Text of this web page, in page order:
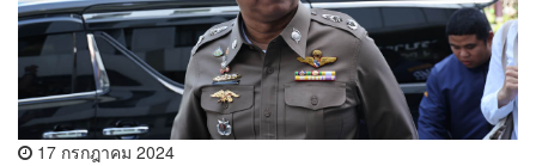
17 กรกฎาคม 2024